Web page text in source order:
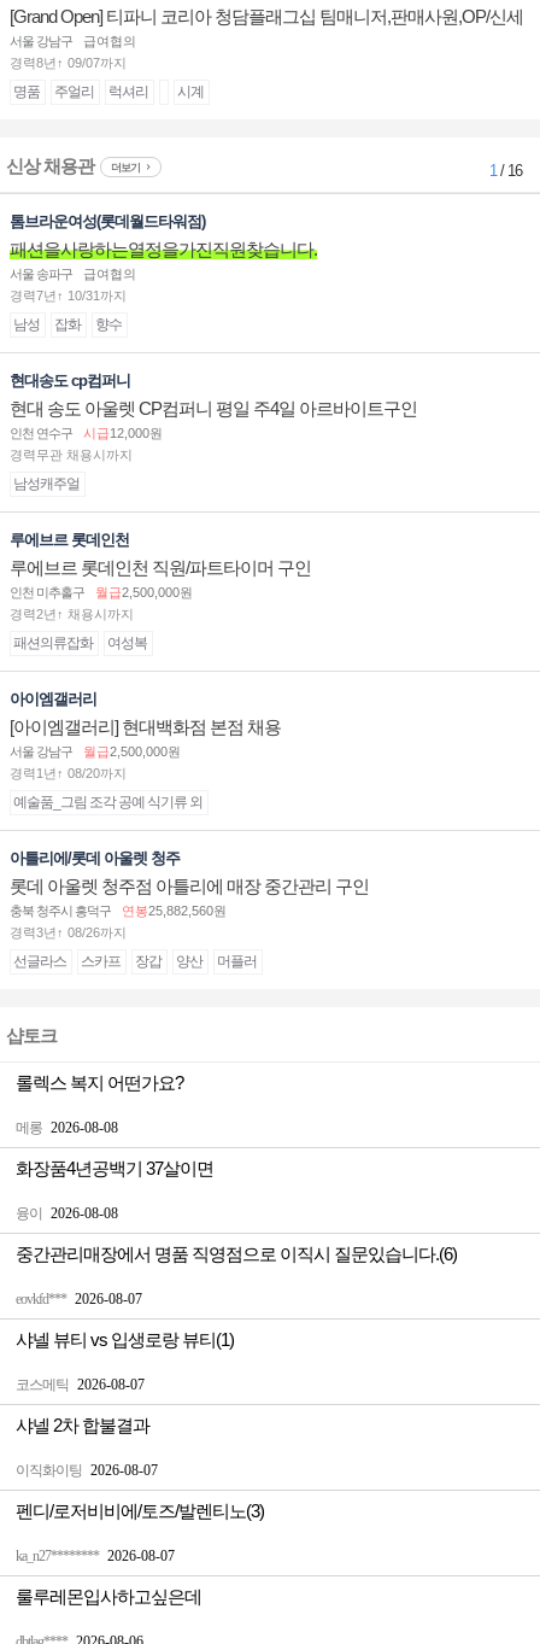
[Grand Open] 티파니 코리아 청담플래그십 팀매니저,판매사원,OP/신세
계대전 판매사원 채용
서울 강남구
급여협의
경력8년↑ 09/07까지
명품 주얼리 럭셔리 시계
신상 채용관 더보기 1/ 16
톰브라운여성(롯데월드타워점)
패션을사랑하는열정을가진직원찾습니다.
서울 송파구
급여협의
경력7년↑ 10/31까지
남성 잡화 향수
현대송도 cp컴퍼니
현대 송도 아울렛 CP컴퍼니 평일 주4일 아르바이트구인
인천 연수구 시급12,000원
경력무관 채용시까지
남성캐주얼
루에브르 롯데인천
루에브르 롯데인천 직원/파트타이머 구인
인천 미추홀구 월급2,500,000원
경력2년↑ 채용시까지
패션의류잡화 여성복
아이엠갤러리
[아이엠갤러리] 현대백화점 본점 채용
서울 강남구 월급2,500,000원
경력1년↑ 08/20까지
예술품_그림 조각 공예 식기류 외
아틀리에/롯데 아울렛 청주
롯데 아울렛 청주점 아틀리에 매장 중간관리 구인
충북 청주시 흥덕구 연봉25,882,560원
경력3년↑ 08/26까지
선글라스 스카프 장갑 양산 머플러
샵토크
메롱 2026-08-08
롤렉스 복지 어떤가요?
융이 2026-08-08
화장품4년공백기 37살이면
eovkfd*** 2026-08-07
중간관리매장에서 명품 직영점으로 이직시 질문있습니다.(6)
코스메틱 2026-08-07
샤넬 뷰티 vs 입생로랑 뷰티(1)
이직화이팅 2026-08-07
샤넬 2차 합불결과
ka_n27******** 2026-08-07
펜디/로저비비에/토즈/발렌티노(3)
룰루레몬입사하고싶은데